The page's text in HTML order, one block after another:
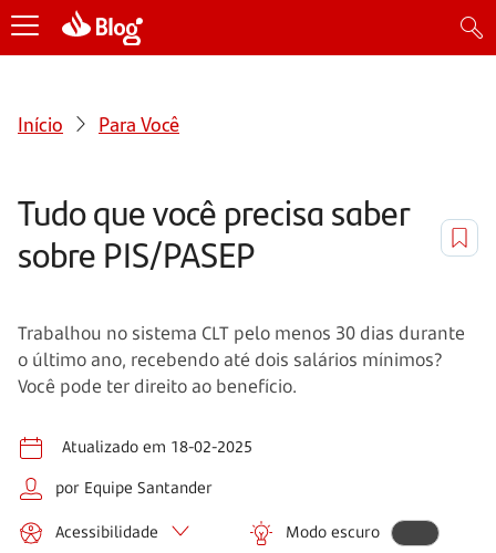
Início Para Você
Tudo que você precisa saber
sobre PIS/PASEP
Trabalhou no sistema CLT pelo menos 30 dias durante
o último ano, recebendo até dois salários mínimos?
Você pode ter direito ao benefício.
Atualizado em 18-02-2025
por Equipe Santander
Acessibilidade Modo escuro